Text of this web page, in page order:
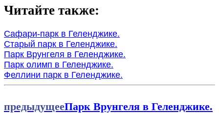
Читайте также:
Сафари-парк в Геленджике.
Старый парк в Геленджике.
Парк Врунгеля в Геленджике.
Парк олимп в Геленджике.
Феллини парк в Геленджике.
предыдущееПарк Врунгеля в Геленджике.